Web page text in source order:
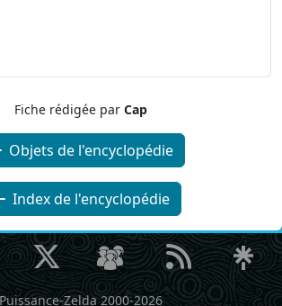
Fiche rédigée par Cap
Objets de l'encyclopédie
Index de l'encyclopédie
Puissance-Zelda 2000-2026